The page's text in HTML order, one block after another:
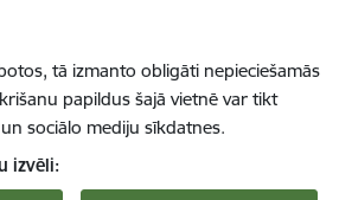
tā izmanto obligāti nepieciešamās
papildus šajā vietnē var tikt
sociālo mediju sīkdatnes.
izvēli: